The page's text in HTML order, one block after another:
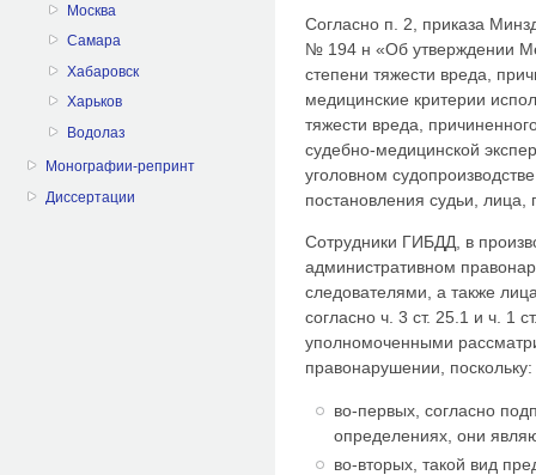
Москва
Самара
Хабаровск
Харьков
Водолаз
Монографии-репринт
Диссертации
Согласно п. 2, приказа
№ 194 н «Об утверждении
степени тяжести вреда,
медицинские критерии
тяжести вреда,
судебно-медицинской
уголовном
постановления судьи,
Сотрудники ГИБДД, в
административном
следователями, а также
согласно ч. 3 ст. 25.1 и ч. 1
уполномоченными
правонарушении, поскольку:
во-первых, согласно
определениях, они
во-вторых, такой вид